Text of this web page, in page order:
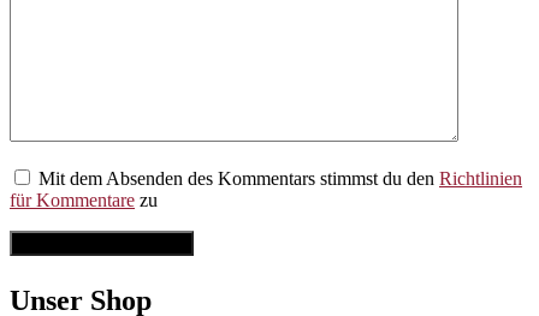
Mit dem Absenden des Kommentars stimmst du den Richtlinien
für Kommentare zu
Unser Shop